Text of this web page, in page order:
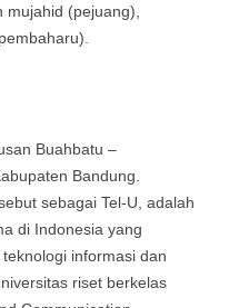
mujahid (pejuang),
Buahbatu –
Bandung.
sebagai Tel-U, adalah
di Indonesia yang
informasi dan
riset berkelas